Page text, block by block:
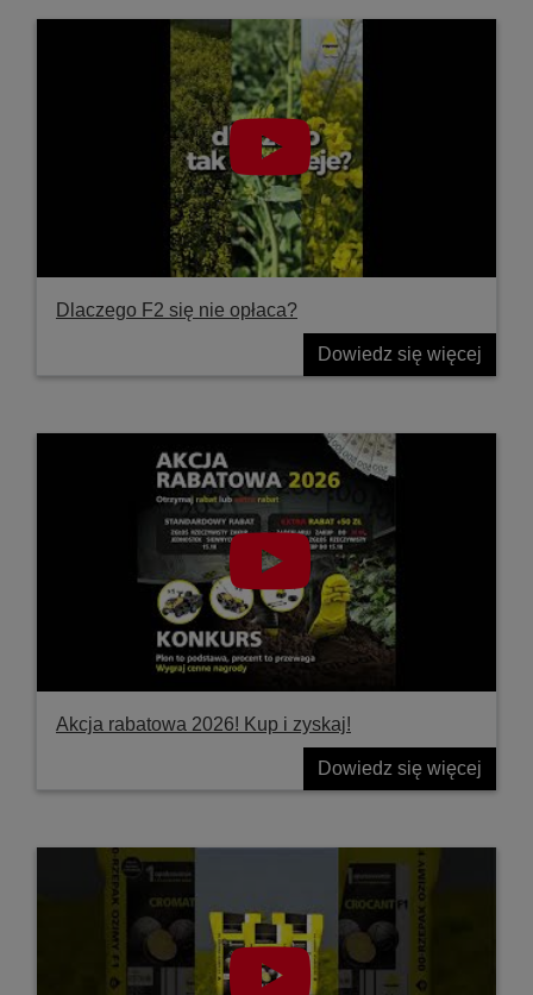
Dlaczego F2 się nie opłaca?
Dowiedz się więcej
Akcja rabatowa 2026! Kup i zyskaj!
Dowiedz się więcej